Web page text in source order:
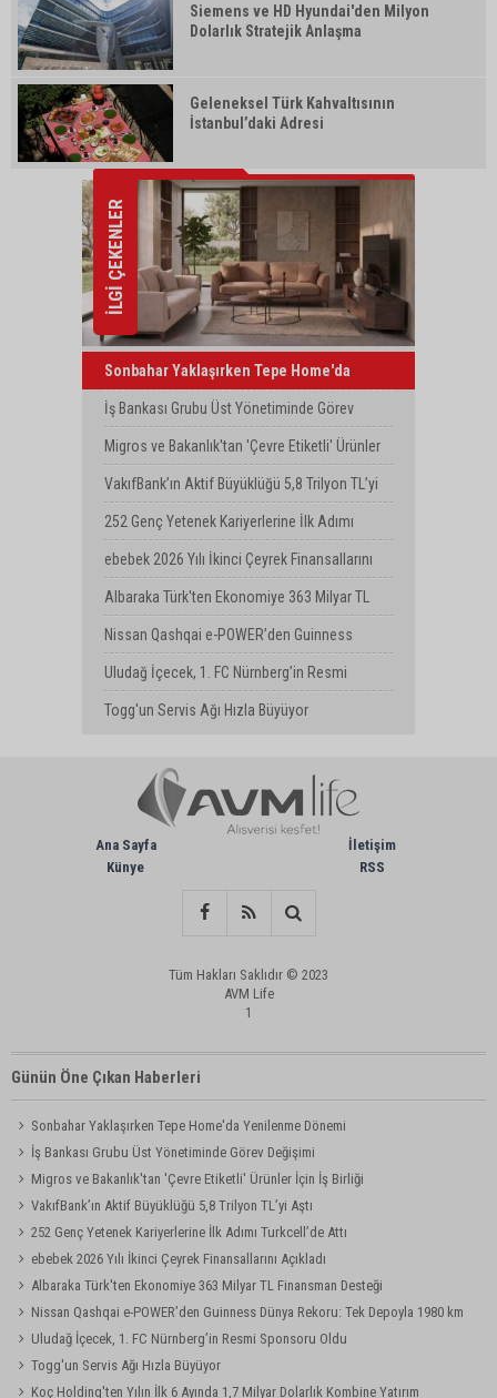
Siemens ve HD Hyundai'den Milyon
Dolarlık Stratejik Anlaşma
Geleneksel Türk Kahvaltısının
İstanbul’daki Adresi
İLGİ ÇEKENLER
Sonbahar Yaklaşırken Tepe Home'da
Yenilenme Dönemi
İş Bankası Grubu Üst Yönetiminde Görev
Değişimi
Migros ve Bakanlık'tan 'Çevre Etiketli' Ürünler
İçin İş Birliği
VakıfBank’ın Aktif Büyüklüğü 5,8 Trilyon TL’yi
Aştı
252 Genç Yetenek Kariyerlerine İlk Adımı
Turkcell’de Attı
ebebek 2026 Yılı İkinci Çeyrek Finansallarını
Açıkladı
Albaraka Türk'ten Ekonomiye 363 Milyar TL
Finansman Desteği
Nissan Qashqai e-POWER’den Guinness
Dünya Rekoru: Tek Depoyla 1980 km
Uludağ İçecek, 1. FC Nürnberg’in Resmi
Sponsoru Oldu
Togg'un Servis Ağı Hızla Büyüyor
Ana Sayfa
Künye
İletişim
RSS
Tüm Hakları Saklıdır © 2023
AVM Life
1
Günün Öne Çıkan Haberleri
Sonbahar Yaklaşırken Tepe Home'da Yenilenme Dönemi
İş Bankası Grubu Üst Yönetiminde Görev Değişimi
Migros ve Bakanlık'tan 'Çevre Etiketli' Ürünler İçin İş Birliği
VakıfBank’ın Aktif Büyüklüğü 5,8 Trilyon TL’yi Aştı
252 Genç Yetenek Kariyerlerine İlk Adımı Turkcell’de Attı
ebebek 2026 Yılı İkinci Çeyrek Finansallarını Açıkladı
Albaraka Türk'ten Ekonomiye 363 Milyar TL Finansman Desteği
Nissan Qashqai e-POWER’den Guinness Dünya Rekoru: Tek Depoyla 1980 km
Uludağ İçecek, 1. FC Nürnberg’in Resmi Sponsoru Oldu
Togg'un Servis Ağı Hızla Büyüyor
Koç Holding'ten Yılın İlk 6 Ayında 1,7 Milyar Dolarlık Kombine Yatırım